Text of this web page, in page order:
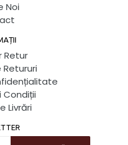
Noi
Retur
Condiții
Livrări